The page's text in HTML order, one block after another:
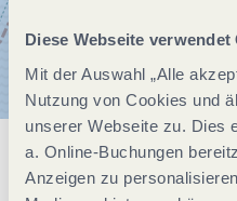
Diese Webseite verwendet
Mit der Auswahl „Alle
Nutzung von Cookies und
unserer Webseite zu. Dies
a. Online-Buchungen
Anzeigen zu
Allgemeine